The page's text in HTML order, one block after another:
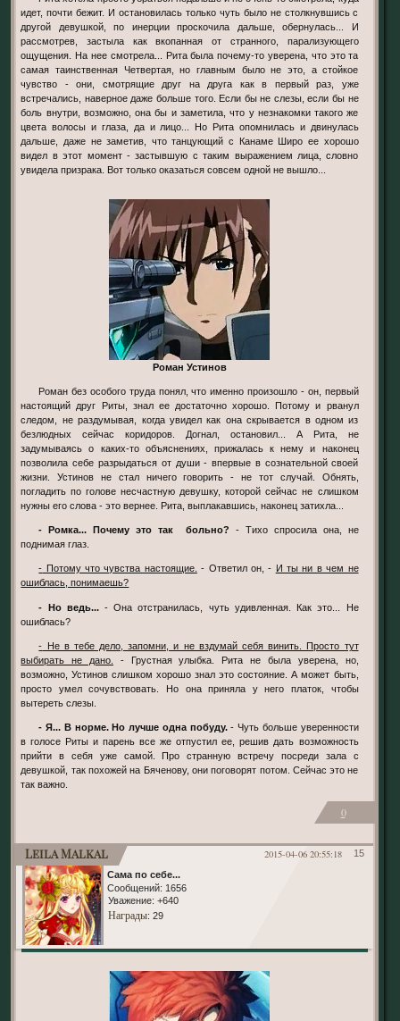
идет, почти бежит. И остановилась только чуть было не столкнувшись с
другой девушкой, по инерции проскочила дальше, обернулась... И
рассмотрев, застыла как вкопанная от странного, парализующего
ощущения. На нее смотрела... Рита была почему-то уверена, что это та
самая таинственная Четвертая, но главным было не это, а стойкое
чувство - они, смотрящие друг на друга как в первый раз, уже
встречались, наверное даже больше того. Если бы не слезы, если бы не
боль внутри, возможно, она бы и заметила, что у незнакомки такого же
цвета волосы и глаза, да и лицо... Но Рита опомнилась и двинулась
дальше, даже не заметив, что танцующий с Канаме Широ ее хорошо
видел в этот момент - застывшую с таким выражением лица, словно
увидела призрака. Вот только оказаться совсем одной не вышло...
Роман Устинов
Роман без особого труда понял, что именно произошло - он, первый
настоящий друг Риты, знал ее достаточно хорошо. Потому и рванул
следом, не раздумывая, когда увидел как она скрывается в одном из
безлюдных сейчас коридоров. Догнал, остановил... А Рита, не
задумываясь о каких-то объяснениях, прижалась к нему и наконец
позволила себе разрыдаться от души - впервые в сознательной своей
жизни. Устинов не стал ничего говорить - не тот случай. Обнять,
погладить по голове несчастную девушку, которой сейчас не слишком
нужны его слова - это вернее. Рита, выплакавшись, наконец затихла...
- Ромка... Почему это так больно? - Тихо спросила она, не
поднимая глаз.
- Потому что чувства настоящие. - Ответил он, - И ты ни в чем не
ошиблась, понимаешь?
- Но ведь...- Она отстранилась, чуть удивленная. Как это... Не
ошиблась?
- Не в тебе дело, запомни, и не вздумай себя винить. Просто тут
выбирать не дано.
- Грустная улыбка. Рита не была уверена, но,
возможно, Устинов слишком хорошо знал это состояние. А может быть,
просто умел сочувствовать. Но она приняла у него платок, чтобы
вытереть слезы.
- Я... В норме. Но лучше одна побуду.- Чуть больше уверенности
в голосе Риты и парень все же отпустил ее, решив дать возможность
прийти в себя уже самой. Про странную встречу посреди зала с
девушкой, так похожей на Бяченову, они поговорят потом. Сейчас это не
так важно.
0
15
2015-04-06 20:55:18
Leila Malkal
Сама по себе...
Сообщений: 1656
Уважение: +640
Награды: 29